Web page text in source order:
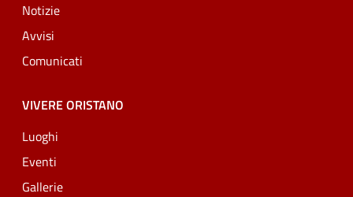
Notizie
Avvisi
Comunicati
VIVERE ORISTANO
Luoghi
Eventi
Gallerie